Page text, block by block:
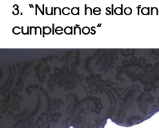
3. “Nunca he sido
cumpleaños”